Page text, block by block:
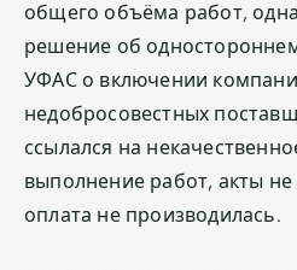
общего объёма работ,
решение об
УФАС о включении
недобросовестных
ссылался на
выполнение работ, акты
оплата не производилась.